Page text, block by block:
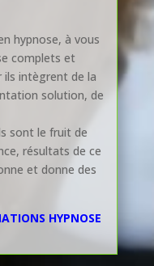
hypnose, à vous
complets et
ils intègrent de la
solution, de
sont le fruit de
résultats de ce
et donne des
HYPNOSE